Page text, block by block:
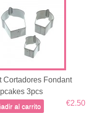
Cortadores Fondant
3pcs
€2.50
al carrito